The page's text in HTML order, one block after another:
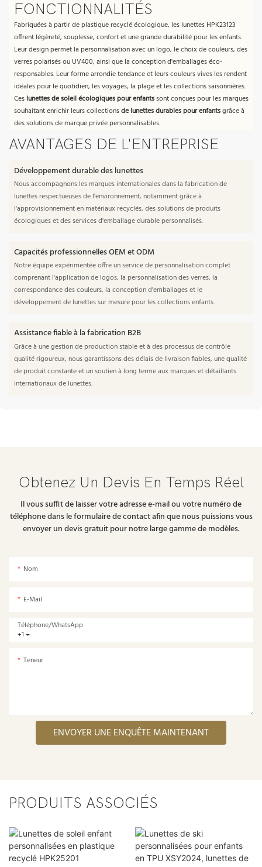
FONCTIONNALITÉS
Fabriquées à partir de plastique recyclé écologique, les lunettes HPK23123
offrent légèreté, souplesse, confort et une grande durabilité pour les enfants.
Leur design permet la personnalisation avec un logo, le choix de couleurs, des
verres polarisés ou UV400, ainsi que la conception d'emballages éco-
responsables. Leur forme arrondie tendance et leurs couleurs vives les rendent
idéales pour le quotidien, les voyages, la plage et les collections saisonnières.
Ces lunettes de soleil écologiques pour enfantssont conçues pour les marques
souhaitant enrichir leurs collectionsde lunettes durables pour enfantsgrâce à
des solutions de marque privée personnalisables.
AVANTAGES DE L'ENTREPRISE
Développement durable des lunettes
Nous accompagnons les marques internationales dans la fabrication de
lunettes respectueuses de l'environnement, notamment grâce à
l'approvisionnement en matériaux recyclés, des solutions de produits
écologiques et des services d'emballage durable personnalisés.
Capacités professionnelles OEM et ODM
Notre équipe expérimentée offre un service de personnalisation complet
comprenant l'application de logos, la personnalisation des verres, la
correspondance des couleurs, la conception d'emballages et le
développement de lunettes sur mesure pour les collections enfants.
Assistance fiable à la fabrication B2B
Grâce à une gestion de production stable et à des processus de contrôle
qualité rigoureux, nous garantissons des délais de livraison fiables, une qualité
de produit constante et un soutien à long terme aux marques et détaillants
internationaux de lunettes.
Obtenez Un Devis En Temps Réel
Il vous suffit de laisser votre adresse e-mail ou votre numéro de
téléphone dans le formulaire de contact afin que nous puissions vous
envoyer un devis gratuit pour notre large gamme de modèles.
Nom
E-Mail
+1
Téléphone/WhatsApp
Teneur
ENVOYER UNE ENQUÊTE MAINTENANT
PRODUITS ASSOCIÉS